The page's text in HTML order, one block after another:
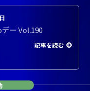
ー Vol.190
記事を読む